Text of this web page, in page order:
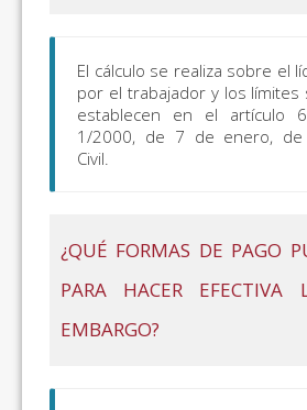
El cálculo se realiza sobre el
por el trabajador y los
establecen en el artículo
1/2000, de 7 de enero, de
Civil.
¿QUÉ FORMAS DE PAGO
PARA HACER EFECTIVA
EMBARGO?